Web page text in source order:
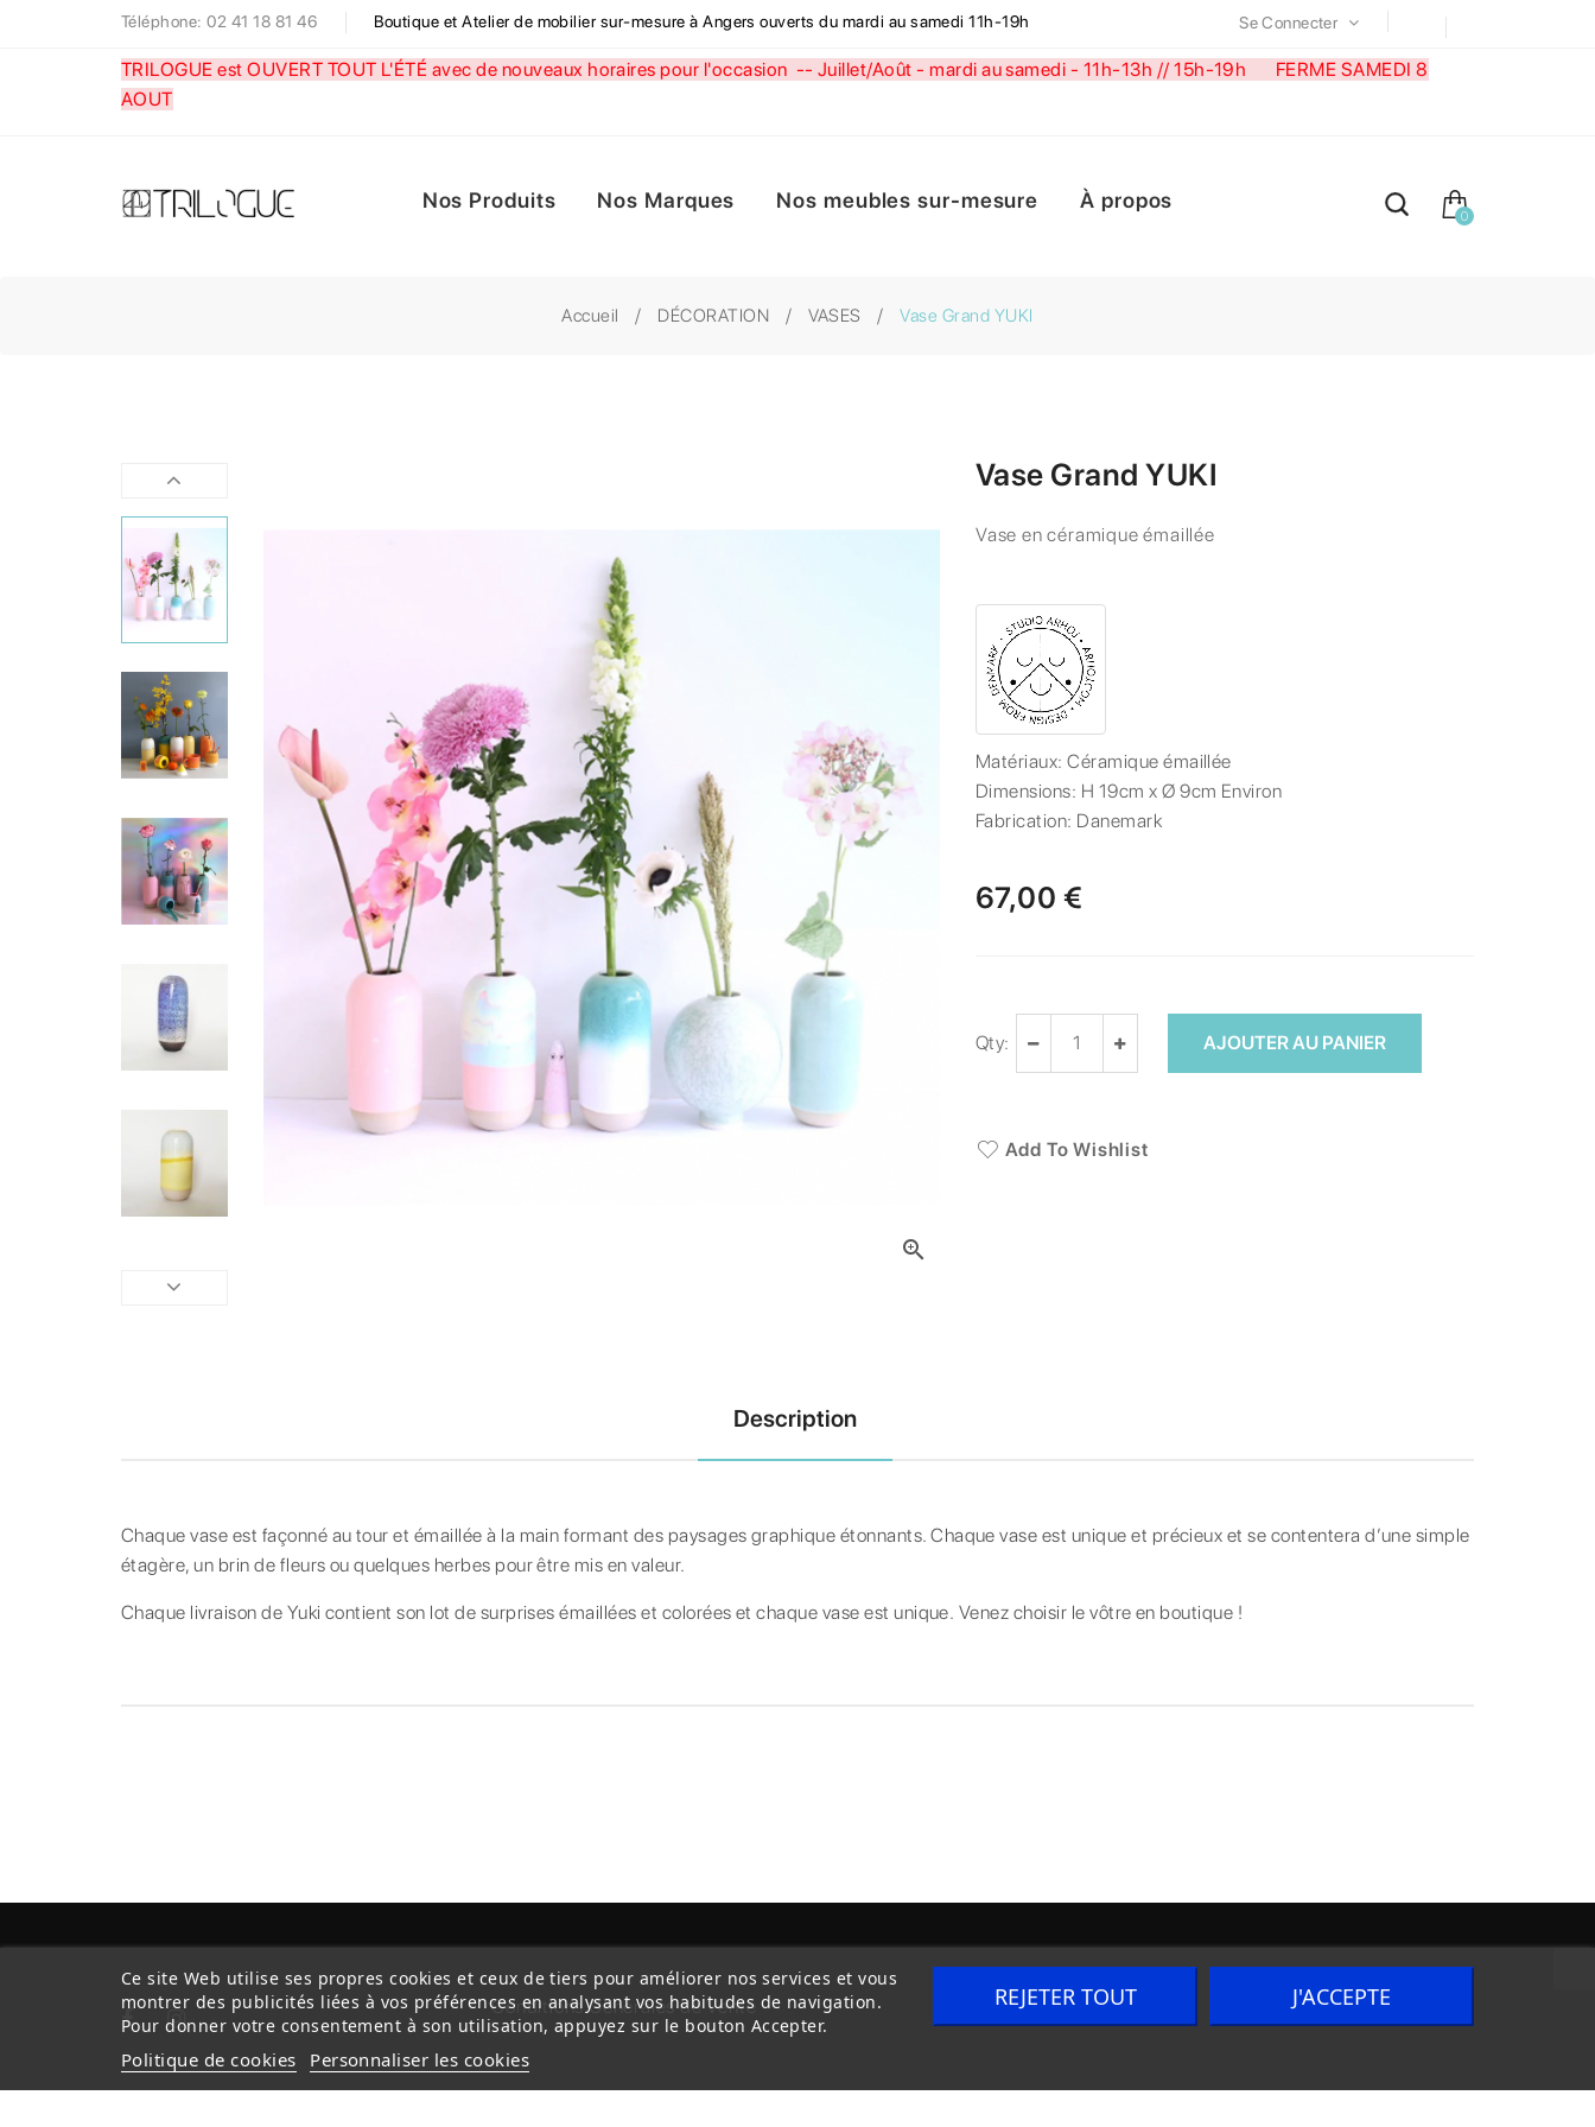
Téléphone: 02 41 18 81 46 Boutique et Atelier de mobilier sur-mesure à Angers ouverts du mardi au samedi 11h-19h Se Connecter
TRILOGUE est OUVERT TOUT L'ÉTÉ avec de nouveaux horaires pour l'occasion -- Juillet/Août - mardi au samedi - 11h-13h // 15h-19h FERME SAMEDI 8
AOUT
Nos Produits Nos Marques Nos meubles sur-mesure À propos
0
Accueil DÉCORATION VASES Vase Grand YUKI

Vase Grand YUKI
Vase en céramique émaillée
Matériaux:Céramique émaillée
Dimensions: H 19cm x Ø 9cm Environ
Fabrication: Danemark
67,00 €
Qty: AJOUTER AU PANIER
Add To Wishlist
Description
Chaque vase est façonné au tour et émaillée à la main formant des paysages graphique étonnants. Chaque vase est unique et précieux et se contentera d’une simple
étagère, un brin de fleurs ou quelques herbes pour être mis en valeur.
Chaque livraison de Yuki contient son lot de surprises émaillées et colorées et chaque vase est unique. Venez choisir le vôtre en boutique !
Conditions Générales de Vente Livraison Nous contacter
Ce site Web utilise ses propres cookies et ceux de tiers pour améliorer nos services et vous
montrer des publicités liées à vos préférences en analysant vos habitudes de navigation.
Pour donner votre consentement à son utilisation, appuyez sur le bouton Accepter.
Politique de cookies Personnaliser les cookies
REJETER TOUT J'ACCEPTE